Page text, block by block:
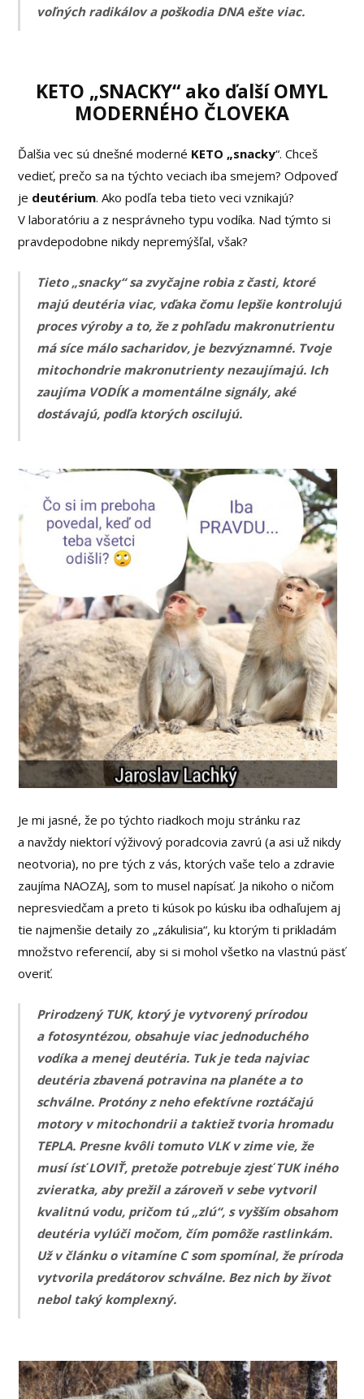
voľných radikálov a poškodia DNA ešte viac.
KETO „SNACKY“ ako ďalší OMYL
MODERNÉHO ČLOVEKA
Ďalšia vec sú dnešné moderné KETO „snacky“. Chceš
vedieť, prečo sa na týchto veciach iba smejem? Odpoveď
je deutérium. Ako podľa teba tieto veci vznikajú?
V laboratóriu a z nesprávneho typu vodíka. Nad týmto si
pravdepodobne nikdy nepremýšľal, však?
Tieto „snacky“ sa zvyčajne robia z časti, ktoré
majú deutéria viac, vďaka čomu lepšie kontrolujú
proces výroby a to, že z pohľadu makronutrientu
má síce málo sacharidov, je bezvýznamné. Tvoje
mitochondrie makronutrienty nezaujímajú. Ich
zaujíma VODÍK a momentálne signály, aké
dostávajú, podľa ktorých oscilujú.
Je mi jasné, že po týchto riadkoch moju stránku raz
a navždy niektorí výživový poradcovia zavrú (a asi už nikdy
neotvoria), no pre tých z vás, ktorých vaše telo a zdravie
zaujíma NAOZAJ, som to musel napísať. Ja nikoho o ničom
nepresviedčam a preto ti kúsok po kúsku iba odhaľujem aj
tie najmenšie detaily zo „zákulisia“, ku ktorým ti prikladám
množstvo referencií, aby si si mohol všetko na vlastnú päsť
overiť.
Prirodzený TUK, ktorý je vytvorený prírodou
a fotosyntézou, obsahuje viac jednoduchého
vodíka a menej deutéria. Tuk je teda najviac
deutéria zbavená potravina na planéte a to
schválne. Protóny z neho efektívne roztáčajú
motory v mitochondrii a taktiež tvoria hromadu
TEPLA. Presne kvôli tomuto VLK v zime vie, že
musí ísť LOVIŤ, pretože potrebuje zjesť TUK iného
zvieratka, aby prežil a zároveň v sebe vytvoril
kvalitnú vodu, pričom tú „zlú“, s vyšším obsahom
deutéria vylúči močom, čím pomôže rastlinkám.
Už v článku o vitamíne C som spomínal, že príroda
vytvorila predátorov schválne. Bez nich by život
nebol taký komplexný.